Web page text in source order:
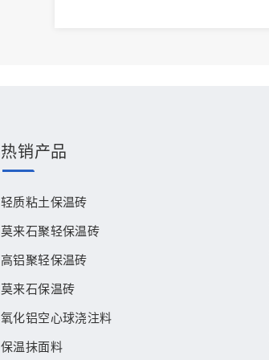
热销产品
轻质粘土保温砖
莫来石聚轻保温砖
高铝聚轻保温砖
莫来石保温砖
氧化铝空心球浇注料
保温抹面料